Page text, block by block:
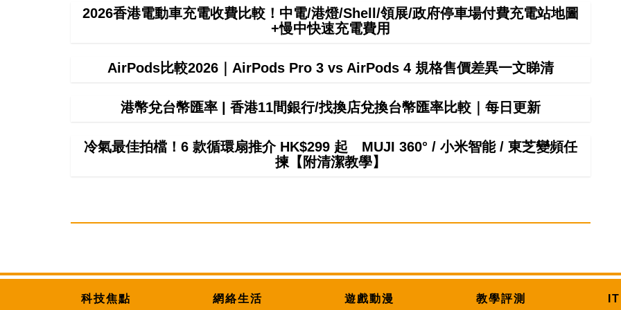
2026香港電動車充電收費比較！中電/港燈/Shell/領展/政府停車場付費充電站地圖
+慢中快速充電費用
AirPods比較2026｜AirPods Pro 3 vs AirPods 4 規格售價差異一文睇清
港幣兌台幣匯率 | 香港11間銀行/找換店兌換台幣匯率比較｜每日更新
冷氣最佳拍檔！6 款循環扇推介 HK$299 起 MUJI 360° / 小米智能 / 東芝變頻任
揀【附清潔教學】
科技焦點 網絡生活 遊戲動漫 教學評測